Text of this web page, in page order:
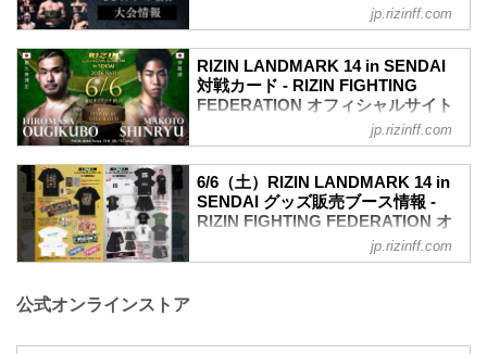
5/22（金）更新
5/23（土）10時よりチケット追加販売が
決定！
決定！RIZIN LANDMARK 14 in SENDAI -
RIZIN FIGHTING FEDERATION オフィシ
ャルサイト
大好評につき完売間近となっていたRIZIN
LANDMARK 14 in SENDAIのチケット追
追加販売は、明日5月23日（土）10時より
jp.rizinff.com
RIZIN LANDMARK 14 in SENDAI
対戦カード - RIZIN FIGHTING
FEDERATION オフィシャルサイト
保博正 vs. 神龍誠
フライ級タイトルマッチ
RIZIN MMAルール：5分 3R（57.0kg）
第7試合／元谷友貴 vs. トニー・ララミー
jp.rizinff.com
6/6（土）RIZIN LANDMARK 14 in
SENDAI グッズ販売ブース情報 -
RIZIN FIGHTING FEDERATION オ
jp.rizinff.com
公式オンラインストア